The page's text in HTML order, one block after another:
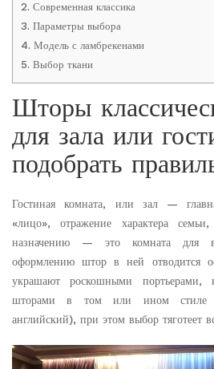
2. Современная классика
3. Параметры выбора
4. Модель с ламбрекенами
5. Выбор ткани
Шторы
для зала или
подобрать
Гостиная комната, или зал —
«лицо», отражение характера
назначению — это комната для
оформлению штор в ней отводится
украшают роскошными портьерами,
шторами в том или ином стиле
английский), при этом выбор тяготеет